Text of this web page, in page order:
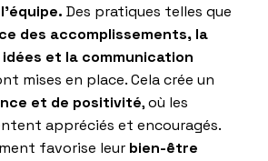
Des pratiques telles que
des accomplissements, la
et la communication
mises en place. Cela crée un
et de positivité, où les
appréciés et encouragés.
favorise leur bien-être